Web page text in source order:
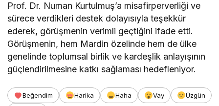
Prof. Dr. Numan Kurtulmuş’a misafirperverliği ve
sürece verdikleri destek dolayısıyla teşekkür
ederek, görüşmenin verimli geçtiğini ifade etti.
Görüşmenin, hem Mardin özelinde hem de ülke
genelinde toplumsal birlik ve kardeşlik anlayışının
güçlendirilmesine katkı sağlaması hedefleniyor.
Beğendim Harika Haha Vay
Üzgün